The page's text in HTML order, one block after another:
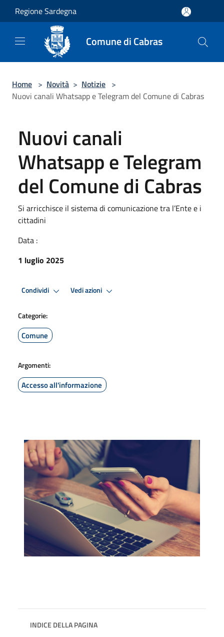
Salta al contenuto principale
Regione Sardegna
Comune di Cabras
Home > Novità > Notizie >
Nuovi canali Whatsapp e Telegram del Comune di Cabras
Nuovi canali
Whatsapp e Telegram
del Comune di Cabras
Si arricchisce il sistema di comunicazione tra l’Ente e i
cittadini
Data :
1 luglio 2025
Condividi Vedi azioni
Categorie:
Comune
Argomenti:
Accesso all'informazione
INDICE DELLA PAGINA